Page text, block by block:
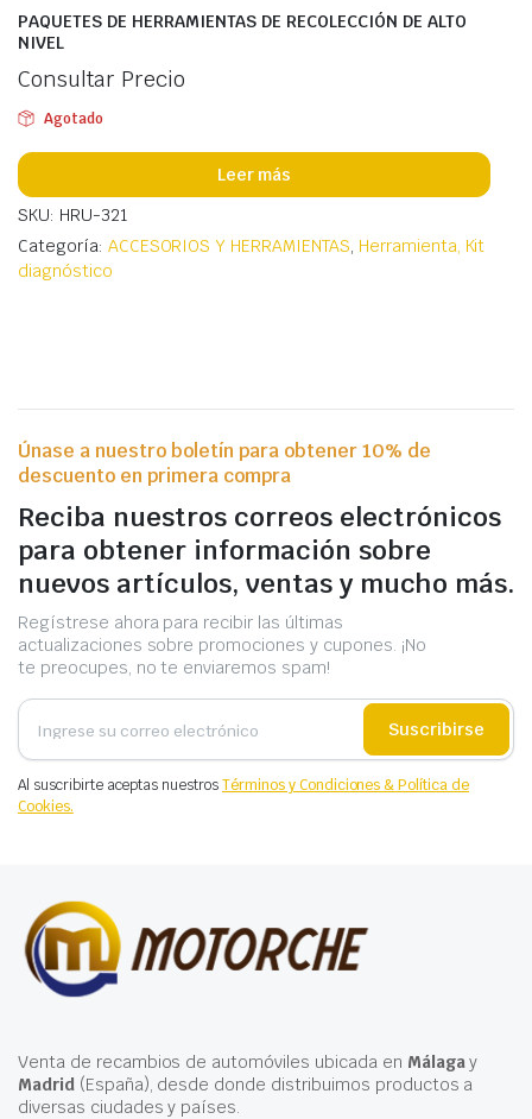
PAQUETES DE HERRAMIENTAS DE RECOLECCIÓN DE ALTO
NIVEL
Consultar Precio
Agotado
Leer más
SKU: HRU-321
Categoría: ACCESORIOS Y HERRAMIENTAS, Herramienta, Kit
diagnóstico
Únase a nuestro boletín para obtener 10% de
descuento en primera compra
Reciba nuestros correos electrónicos
para obtener información sobre
nuevos artículos, ventas y mucho más.
Regístrese ahora para recibir las últimas
actualizaciones sobre promociones y cupones. ¡No
te preocupes, no te enviaremos spam!
Suscribirse
Al suscribirte aceptas nuestrosTérminos y Condiciones & Política de
Cookies.
Venta de recambios de automóviles ubicada en Málagay
Madrid(España), desde donde distribuimos productos a
diversas ciudades y países.